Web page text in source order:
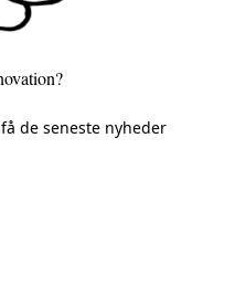
de seneste nyheder